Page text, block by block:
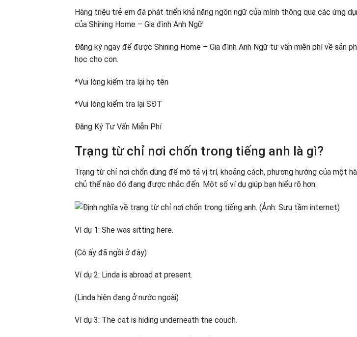
Đứng sau động từ chính hoặc tân ngữ
Đứng trước trạng từ chỉ thời gian
Lưu ý về giới từ & trạng từ chỉ nơi chốn
Bài tập về trạng từ chỉ nơi chốn
Bài tập 2: Chọn đáp án đúng:
Bài tập 4: Chọn câu trả lời đúng nhất để hoàn thành mỗi câu.
Bài tập 5: Điền giới từ thích hợp vào ô trống.
Hàng triệu trẻ em đã phát triển khả năng ngôn ngữ của mình thông qua các ứng
của Shining Home – Gia đình Anh Ngữ
Đăng ký ngay để được Shining Home – Gia đình Anh Ngữ tư vấn miễn phí về sản
học cho con.
*Vui lòng kiểm tra lại họ tên
*Vui lòng kiểm tra lại SĐT
Đăng Ký Tư Vấn Miễn Phí
Trạng từ chỉ nơi chốn trong tiếng anh là gì?
Trạng từ chỉ nơi chốn dùng để mô tả vị trí, khoảng cách, phương hướng của một
chủ thể nào đó đang được nhắc đến. Một số ví dụ giúp bạn hiểu rõ hơn:
Ví dụ 1: She was sitting here.
(Cô ấy đã ngồi ở đây)
Ví dụ 2: Linda is abroad at present.
(Linda hiện đang ở nước ngoài)
Ví dụ 3: The cat is hiding underneath the couch.